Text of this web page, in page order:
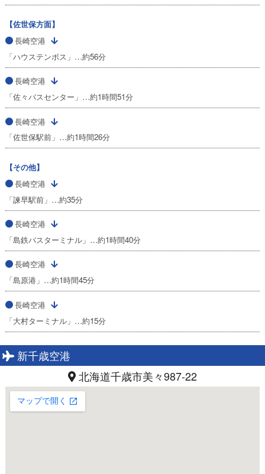
【佐世保方面】
長崎空港
「ハウステンボス」…約56分
長崎空港
「佐々バスセンター」…約1時間51分
長崎空港
「佐世保駅前」…約1時間26分
【その他】
長崎空港
「諫早駅前」…約35分
長崎空港
「島鉄バスターミナル」…約1時間40分
長崎空港
「島原港」…約1時間45分
長崎空港
「大村ターミナル」…約15分
新千歳空港
北海道千歳市美々987-22